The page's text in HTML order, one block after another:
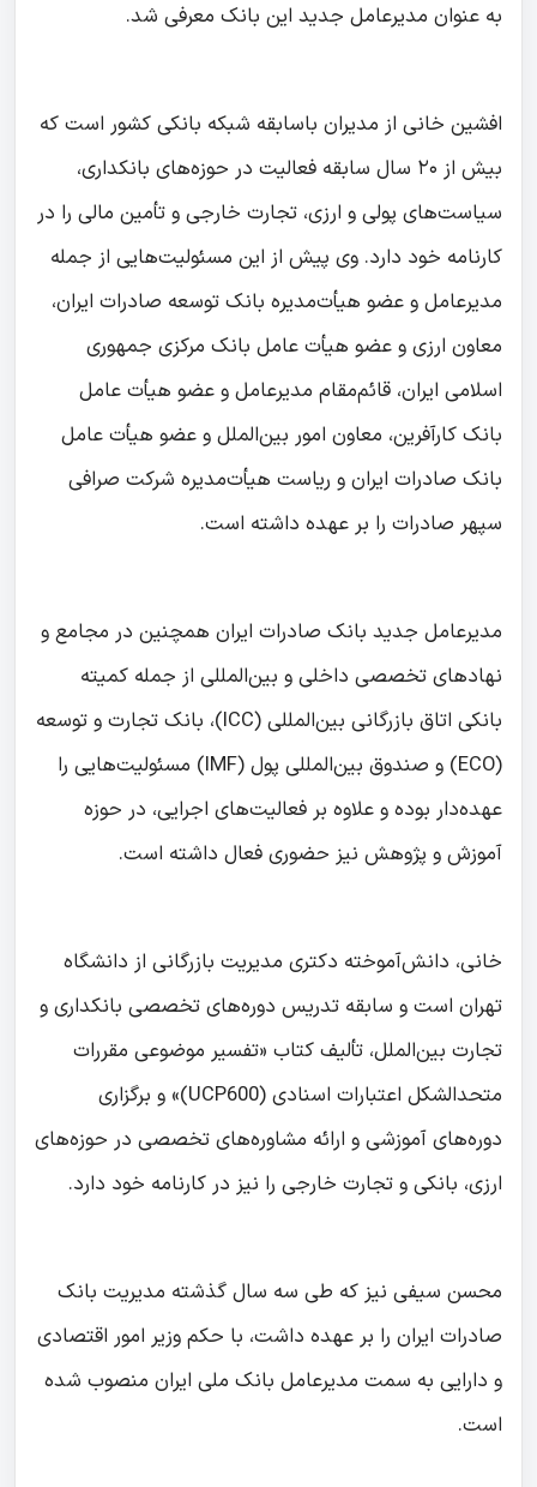
به عنوان مدیرعامل جدید این بانک معرفی شد.
افشین خانی از مدیران باسابقه شبکه بانکی کشور است که
بیش از ۲۰ سال سابقه فعالیت در حوزه‌های بانکداری،
سیاست‌های پولی و ارزی، تجارت خارجی و تأمین مالی را در
کارنامه خود دارد. وی پیش از این مسئولیت‌هایی از جمله
مدیرعامل و عضو هیأت‌مدیره بانک توسعه صادرات ایران،
معاون ارزی و عضو هیأت عامل بانک مرکزی جمهوری
اسلامی ایران، قائم‌مقام مدیرعامل و عضو هیأت عامل
بانک کارآفرین، معاون امور بین‌الملل و عضو هیأت عامل
بانک صادرات ایران و ریاست هیأت‌مدیره شرکت صرافی
سپهر صادرات را بر عهده داشته است.
مدیرعامل جدید بانک صادرات ایران همچنین در مجامع و
نهادهای تخصصی داخلی و بین‌المللی از جمله کمیته
بانکی اتاق بازرگانی بین‌المللی (ICC)، بانک تجارت و توسعه
(ECO) و صندوق بین‌المللی پول (IMF) مسئولیت‌هایی را
عهده‌دار بوده و علاوه بر فعالیت‌های اجرایی، در حوزه
آموزش و پژوهش نیز حضوری فعال داشته است.
خانی، دانش‌آموخته دکتری مدیریت بازرگانی از دانشگاه
تهران است و سابقه تدریس دوره‌های تخصصی بانکداری و
تجارت بین‌الملل، تألیف کتاب «تفسیر موضوعی مقررات
متحدالشکل اعتبارات اسنادی (UCP600)» و برگزاری
دوره‌های آموزشی و ارائه مشاوره‌های تخصصی در حوزه‌های
ارزی، بانکی و تجارت خارجی را نیز در کارنامه خود دارد.
محسن سیفی نیز که طی سه سال گذشته مدیریت بانک
صادرات ایران را بر عهده داشت، با حکم وزیر امور اقتصادی
و دارایی به سمت مدیرعامل بانک ملی ایران منصوب شده
است.